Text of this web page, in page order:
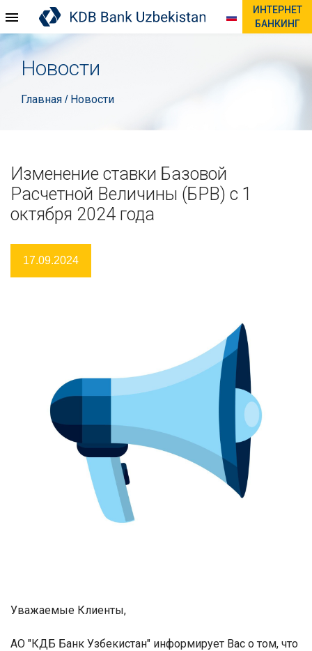
ИНТЕРНЕТ
БАНКИНГ
Новости
Главная / Новости
Изменение ставки Базовой
Расчетной Величины (БРВ) с 1
октября 2024 года
17.09.2024
Уважаемые Клиенты,
АО "КДБ Банк Узбекистан" информирует Вас о том, что